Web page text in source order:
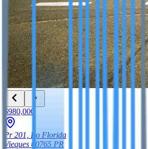
$980,000
Pr 201, Bo Florida
Vieques 00765 PR